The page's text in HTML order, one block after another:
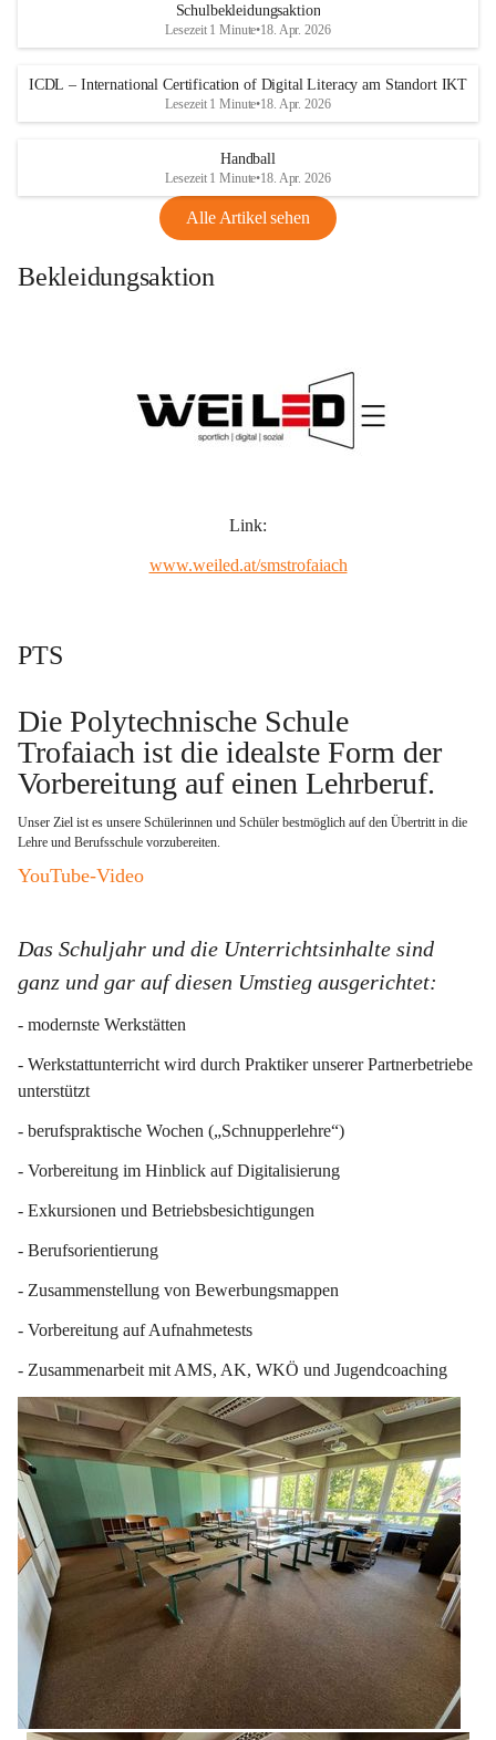
Schulbekleidungsaktion
Lesezeit 1 Minute•18. Apr. 2026
ICDL – International Certification of Digital Literacy am Standort IKT
Lesezeit 1 Minute•18. Apr. 2026
Handball
Lesezeit 1 Minute•18. Apr. 2026
Alle Artikel sehen
Bekleidungsaktion
Link:
www.weiled.at/smstrofaiach
PTS
Die Polytechnische Schule
Trofaiach ist die idealste Form der
Vorbereitung auf einen Lehrberuf.
Unser Ziel ist es unsere Schülerinnen und Schüler bestmöglich auf den Übertritt in die
Lehre und Berufsschule vorzubereiten.
YouTube-Video
Das Schuljahr und die Unterrichtsinhalte sind
ganz und gar auf diesen Umstieg ausgerichtet:
- modernste Werkstätten
- Werkstattunterricht wird durch Praktiker unserer Partnerbetriebe
unterstützt
- berufspraktische Wochen („Schnupperlehre“)
- Vorbereitung im Hinblick auf Digitalisierung
- Exkursionen und Betriebsbesichtigungen
- Berufsorientierung
- Zusammenstellung von Bewerbungsmappen
- Vorbereitung auf Aufnahmetests
- Zusammenarbeit mit AMS, AK, WKÖ und Jugendcoaching